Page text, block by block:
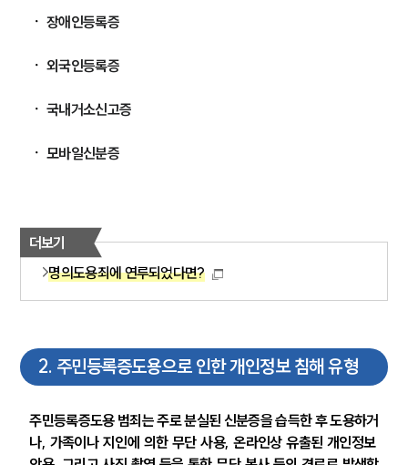
ㆍ 장애인등록증
ㆍ 외국인등록증
ㆍ 국내거소신고증
ㆍ 모바일신분증
더보기
명의도용죄에 연루되었다면?
2. 주민등록증도용으로 인한 개인정보 침해 유형
주민등록증도용 범죄는 주로 분실된 신분증을 습득한 후 도용하거
나, 가족이나 지인에 의한 무단 사용, 온라인상 유출된 개인정보